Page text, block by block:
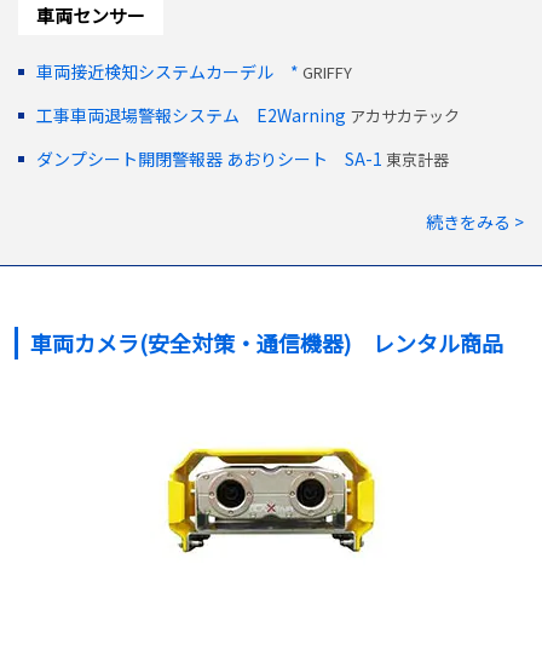
車両センサー
車両接近検知システムカーデル * GRIFFY
工事車両退場警報システム E2Warning アカサカテック
ダンプシート開閉警報器 あおりシート SA-1 東京計器
続きをみる >
車両カメラ(安全対策・通信機器) レンタル商品